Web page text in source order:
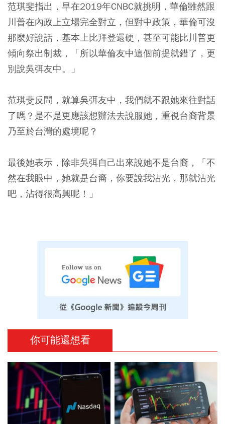
范琪斐指出，早在2019年CNBC就挑明，華倫雖然跟
川普在內政上立場完全對立，但對中政策，華倫可沒
那麼好說話，基本上比拜登還硬，甚至可能比川普更
傾向祭出制裁，「所以華倫友中這個前提就錯了，更
別說吳弭友中。」
范琪斐反問，就算吳弭友中，我們就不跟她來往對話
了嗎？是不是更應該想辦法去說服她，重視台裔背景
乃至於台灣的處境呢？
最後她表示，除非吳弭自己出來說她不是台裔，「不
然在我眼中，她就是台裔，你要說我沾光，那就沾光
吧，沾得很高興呢！」
你可能還想看